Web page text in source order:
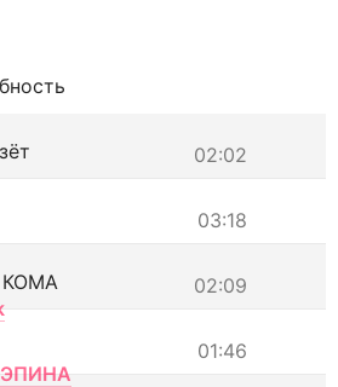
02:02
03:18
02:09
01:46